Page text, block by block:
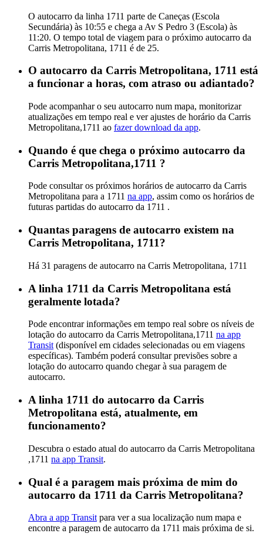
O autocarro da linha 1711 parte de Caneças (Escola
Secundária) às 10:55 e chega a Av S Pedro 3 (Escola) às
11:20. O tempo total de viagem para o próximo autocarro da
Carris Metropolitana, 1711 é de 25.
O autocarro da Carris Metropolitana, 1711 está
a funcionar a horas, com atraso ou adiantado?
Pode acompanhar o seu autocarro num mapa, monitorizar
atualizações em tempo real e ver ajustes de horário da Carris
Metropolitana,1711 ao fazer download da app.
Quando é que chega o próximo autocarro da
Carris Metropolitana,1711 ?
Pode consultar os próximos horários de autocarro da Carris
Metropolitana para a 1711 na app, assim como os horários de
futuras partidas do autocarro da 1711 .
Quantas paragens de autocarro existem na
Carris Metropolitana, 1711?
Há 31 paragens de autocarro na Carris Metropolitana, 1711
A linha 1711 da Carris Metropolitana está
geralmente lotada?
Pode encontrar informações em tempo real sobre os níveis de
lotação do autocarro da Carris Metropolitana,1711 na app
Transit (disponível em cidades selecionadas ou em viagens
específicas). Também poderá consultar previsões sobre a
lotação do autocarro quando chegar à sua paragem de
autocarro.
A linha 1711 do autocarro da Carris
Metropolitana está, atualmente, em
funcionamento?
Descubra o estado atual do autocarro da Carris Metropolitana
,1711 na app Transit.
Qual é a paragem mais próxima de mim do
autocarro da 1711 da Carris Metropolitana?
Abra a app Transit para ver a sua localização num mapa e
encontre a paragem de autocarro da 1711 mais próxima de si.